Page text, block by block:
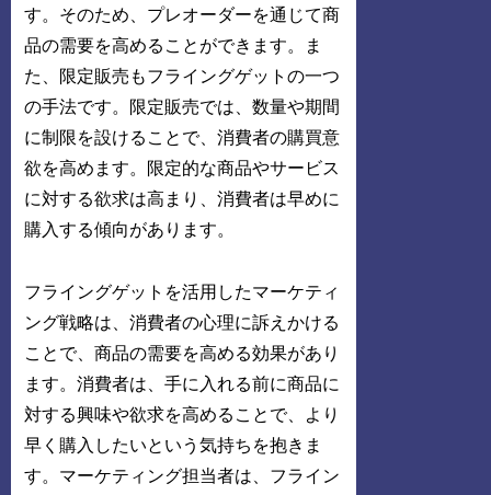
す。そのため、プレオーダーを通じて商
品の需要を高めることができます。ま
た、限定販売もフライングゲットの一つ
の手法です。限定販売では、数量や期間
に制限を設けることで、消費者の購買意
欲を高めます。限定的な商品やサービス
に対する欲求は高まり、消費者は早めに
購入する傾向があります。
フライングゲットを活用したマーケティ
ング戦略は、消費者の心理に訴えかける
ことで、商品の需要を高める効果があり
ます。消費者は、手に入れる前に商品に
対する興味や欲求を高めることで、より
早く購入したいという気持ちを抱きま
す。マーケティング担当者は、フライン